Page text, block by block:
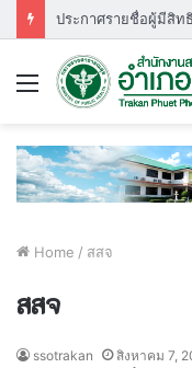
Menu
Home / สสจ
สสจ
ssotrakan สิงหาคม 7,